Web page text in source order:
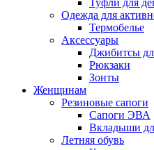
Туфли для
Одежда для
Термобелье
Аксессуары
Джибитсы
Рюкзаки
Зонты
Женщинам
Резиновые сапоги
Cапоги ЭВА
Вкладыши
Летняя обувь